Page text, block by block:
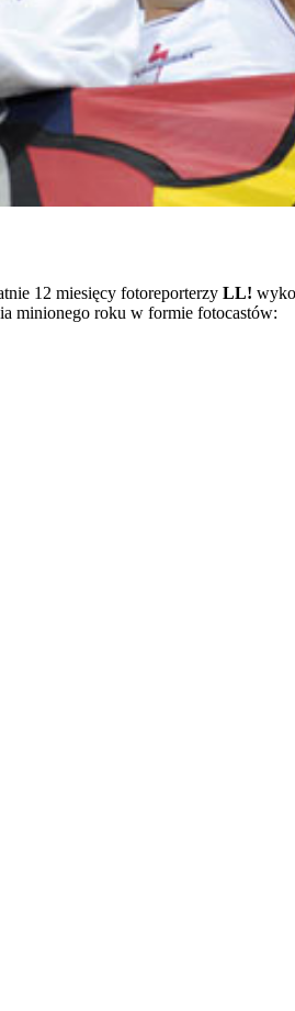
12 miesięcy fotoreporterzy LL!
minionego roku w formie fotocastów: